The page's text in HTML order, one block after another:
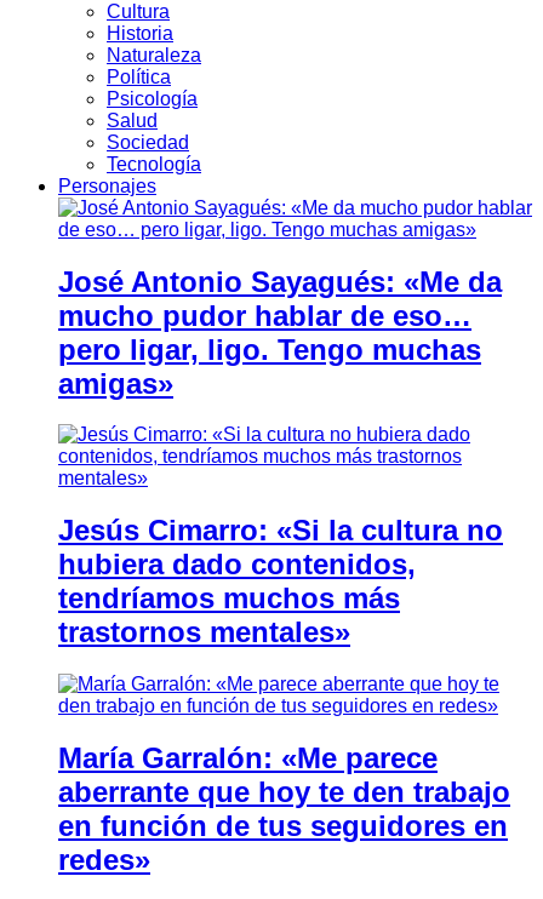
Cultura
Historia
Naturaleza
Política
Psicología
Salud
Sociedad
Tecnología
Personajes
José Antonio Sayagués: «Me da
mucho pudor hablar de eso…
pero ligar, ligo. Tengo muchas
amigas»
Jesús Cimarro: «Si la cultura no
hubiera dado contenidos,
tendríamos muchos más
trastornos mentales»
María Garralón: «Me parece
aberrante que hoy te den trabajo
en función de tus seguidores en
redes»